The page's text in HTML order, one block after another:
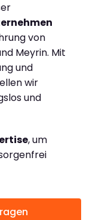
von
Meyrin. Mit
und
wir
und
, um